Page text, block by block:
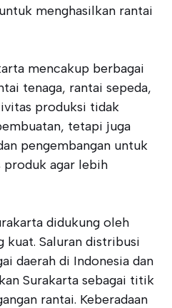
menghasilkan rantai
mencakup berbagai
tenaga, rantai sepeda,
produksi tidak
tetapi juga
pengembangan untuk
produk agar lebih
didukung oleh
kuat. Saluran distribusi
daerah di Indonesia dan
Surakarta sebagai titik
rantai. Keberadaan